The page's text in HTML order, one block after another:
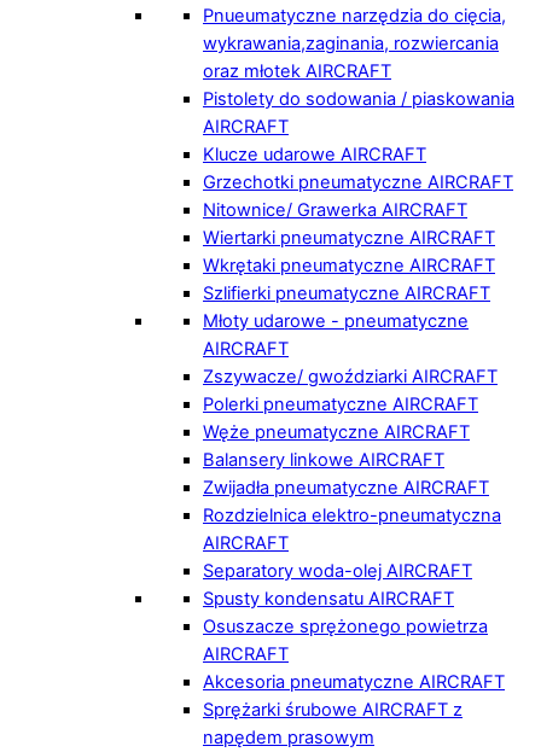
Pnueumatyczne narzędzia do cięcia,
wykrawania,zaginania, rozwiercania
oraz młotek AIRCRAFT
Pistolety do sodowania / piaskowania
AIRCRAFT
Klucze udarowe AIRCRAFT
Grzechotki pneumatyczne AIRCRAFT
Nitownice/ Grawerka AIRCRAFT
Wiertarki pneumatyczne AIRCRAFT
Wkrętaki pneumatyczne AIRCRAFT
Szlifierki pneumatyczne AIRCRAFT
Młoty udarowe - pneumatyczne
AIRCRAFT
Zszywacze/ gwoździarki AIRCRAFT
Polerki pneumatyczne AIRCRAFT
Węże pneumatyczne AIRCRAFT
Balansery linkowe AIRCRAFT
Zwijadła pneumatyczne AIRCRAFT
Rozdzielnica elektro-pneumatyczna
AIRCRAFT
Separatory woda-olej AIRCRAFT
Spusty kondensatu AIRCRAFT
Osuszacze sprężonego powietrza
AIRCRAFT
Akcesoria pneumatyczne AIRCRAFT
Sprężarki śrubowe AIRCRAFT z
napędem prasowym